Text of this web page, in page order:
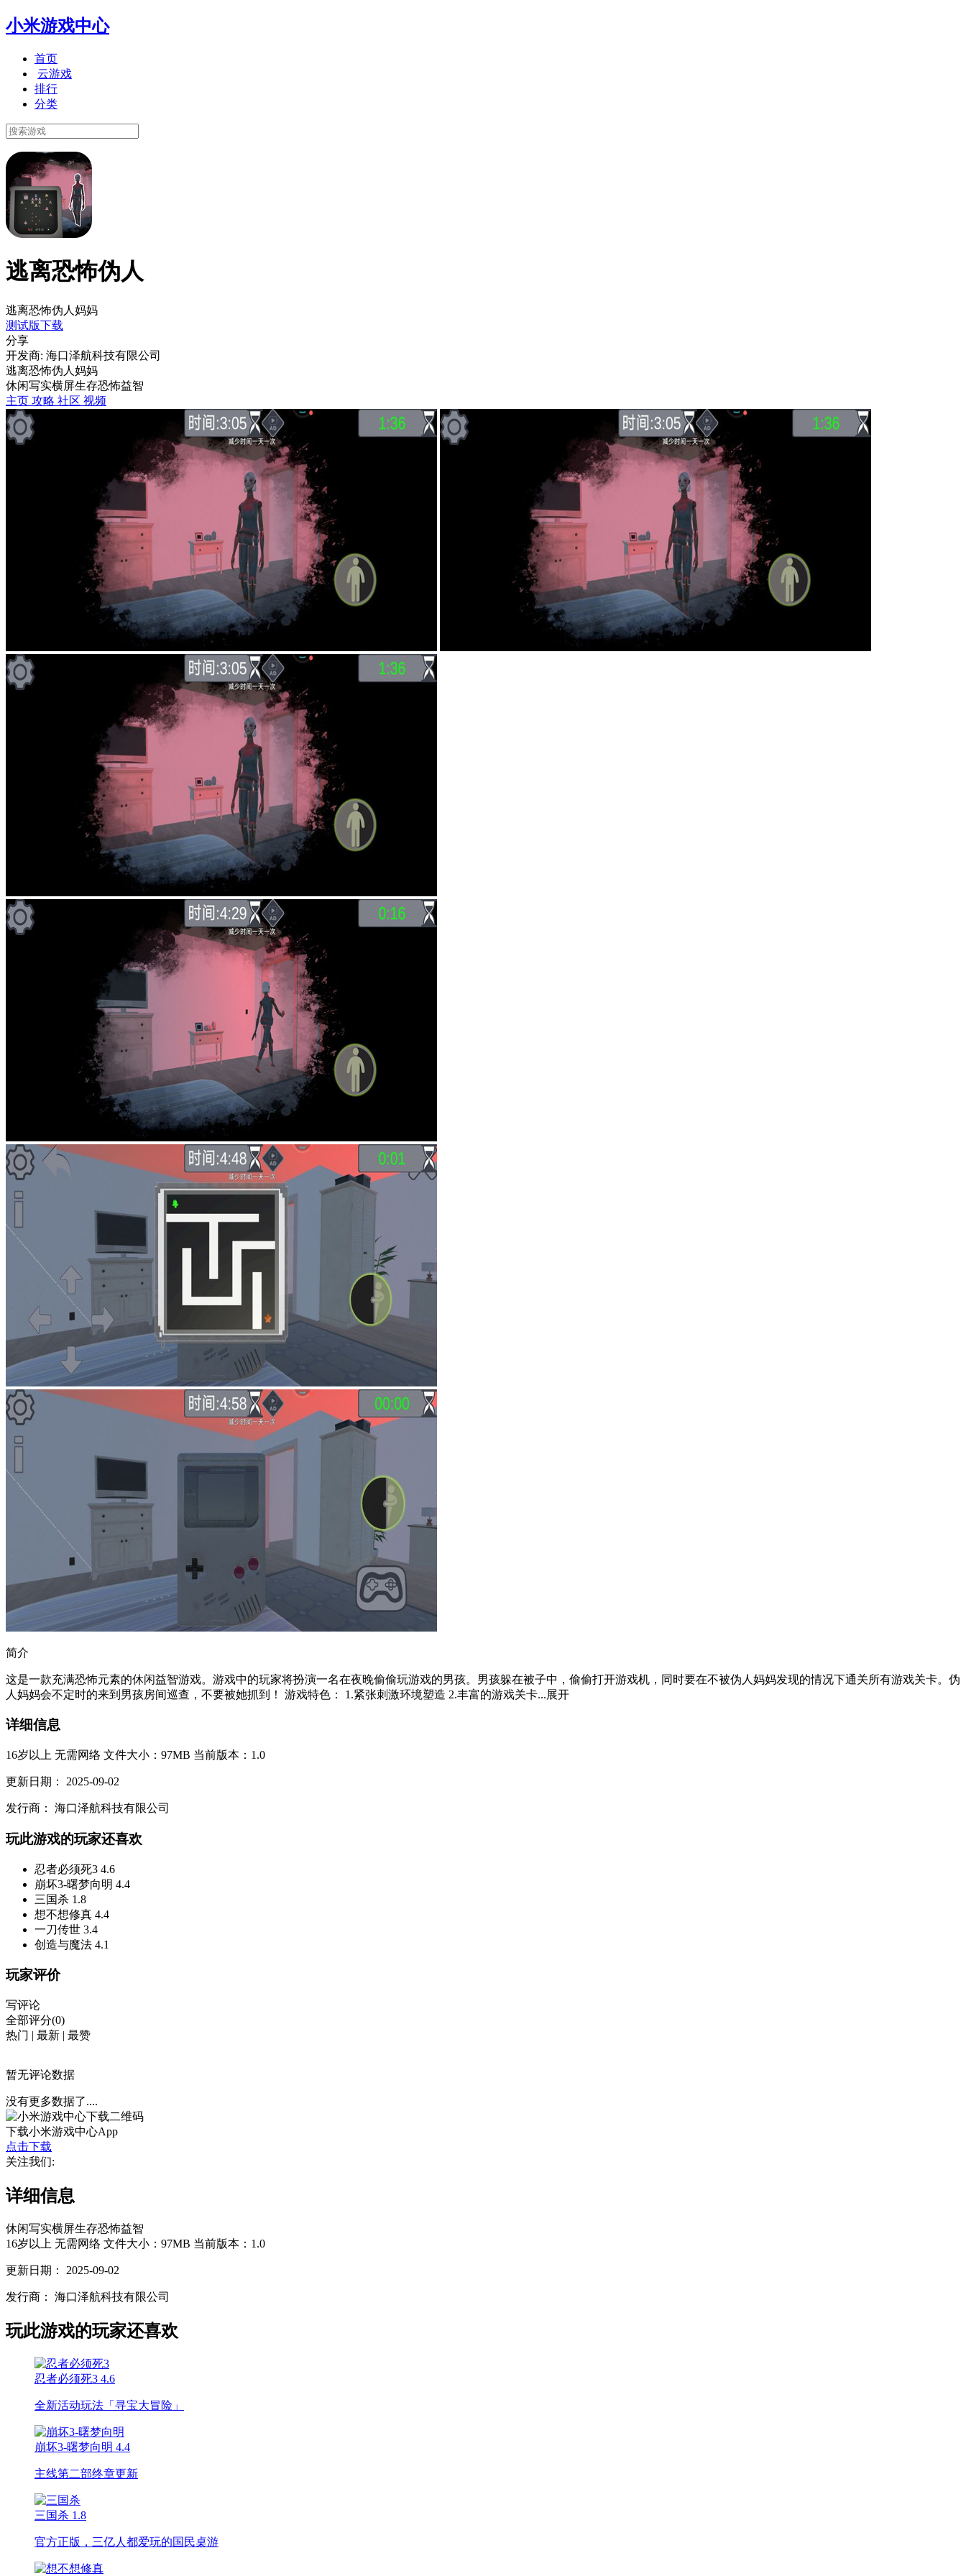
小米游戏中心
首页
云游戏
排行
分类
逃离恐怖伪人
逃离恐怖伪人妈妈
测试版下载
分享
开发商: 海口泽航科技有限公司
逃离恐怖伪人妈妈
休闲写实横屏生存恐怖益智
主页 攻略 社区 视频
简介
这是一款充满恐怖元素的休闲益智游戏。游戏中的玩家将扮演一名在夜晚偷偷玩游戏的男孩。男孩躲在被子中，偷偷打开游戏机，同时要在不被伪人妈妈发现的情况下通关所有游戏关卡。伪
人妈妈会不定时的来到男孩房间巡查，不要被她抓到！ 游戏特色： 1.紧张刺激环境塑造 2.丰富的游戏关卡...展开
详细信息
16岁以上 无需网络 文件大小：97MB 当前版本：1.0
更新日期： 2025-09-02
发行商： 海口泽航科技有限公司
玩此游戏的玩家还喜欢
忍者必须死3 4.6
崩坏3-曙梦向明 4.4
三国杀 1.8
想不想修真 4.4
一刀传世 3.4
创造与魔法 4.1
玩家评价
写评论
全部评分(0)
热门 | 最新 | 最赞
暂无评论数据
没有更多数据了....
下载小米游戏中心App
点击下载
关注我们:
详细信息
休闲写实横屏生存恐怖益智
16岁以上 无需网络 文件大小：97MB 当前版本：1.0
更新日期： 2025-09-02
发行商： 海口泽航科技有限公司
玩此游戏的玩家还喜欢
忍者必须死3 4.6
全新活动玩法「寻宝大冒险」
崩坏3-曙梦向明 4.4
主线第二部终章更新
三国杀 1.8
官方正版，三亿人都爱玩的国民桌游